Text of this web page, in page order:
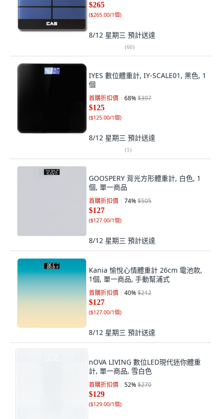
$265
($265.00/1個)
8/12 星期三 預計送達
(60)
IYES 數位體重計, IY-SCALE01, 黑色, 1
個
首購折扣價 68%$397
$125
($125.00/1個)
8/12 星期三 預計送達
(1)
GOOSPERY 背光方形體重計, 白色, 1
個, 單一商品
首購折扣價 74%$505
$127
($127.00/1個)
8/12 星期三 預計送達
Kania 愉悅心情體重計 26cm 電池款,
1個, 單一商品, 手動幫浦式
首購折扣價 40%$212
$127
($127.00/1個)
8/12 星期三 預計送達
nOVA LIVING 數位LED現代迷你體重
計, 單一商品, 雪白色
首購折扣價 52%$270
$129
($129.00/1個)